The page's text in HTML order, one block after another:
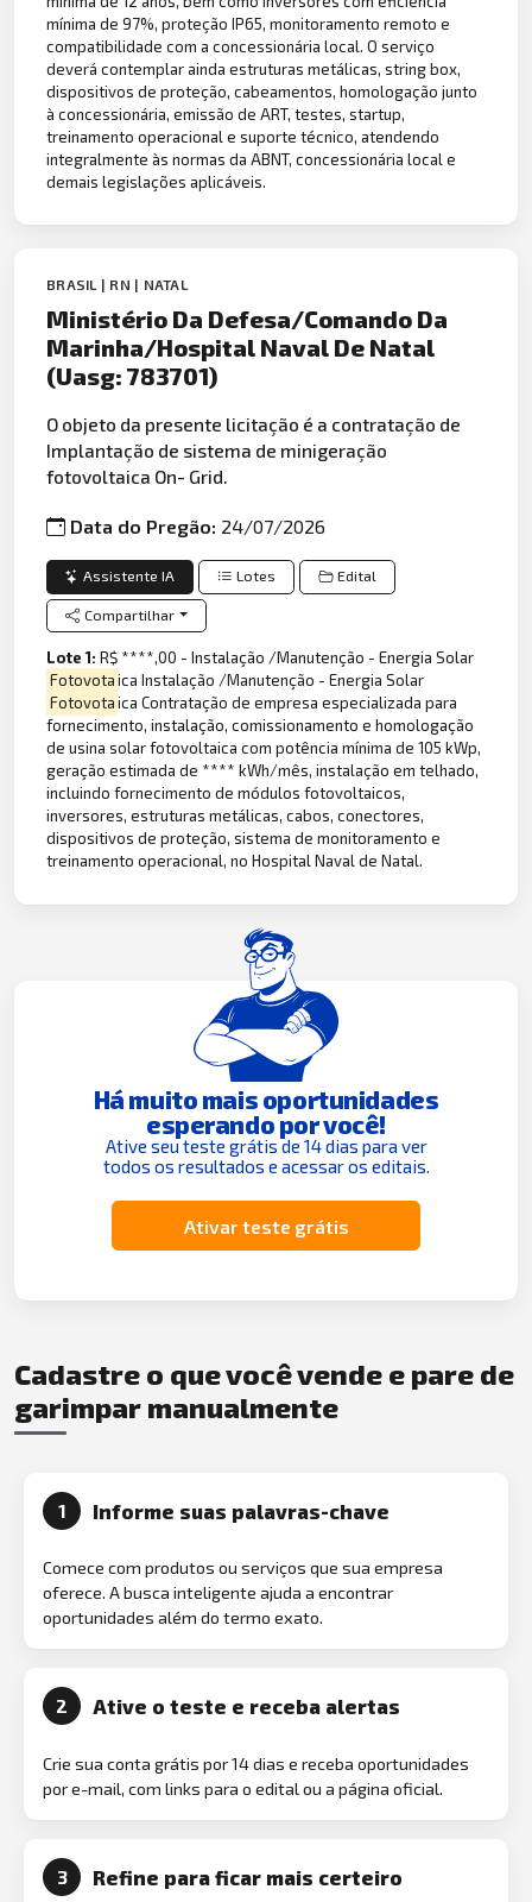
mínima de 97%, proteção IP65, monitoramento remoto e
compatibilidade com a concessionária local. O serviço
deverá contemplar ainda estruturas metálicas, string box,
dispositivos de proteção, cabeamentos, homologação junto
à concessionária, emissão de ART, testes, startup,
treinamento operacional e suporte técnico, atendendo
integralmente às normas da ABNT, concessionária local e
demais legislações aplicáveis.
BRASIL | RN | NATAL
Ministério Da Defesa/Comando Da
Marinha/Hospital Naval De Natal
(Uasg: 783701)
O objeto da presente licitação é a contratação de
Implantação de sistema de minigeração
fotovoltaica On- Grid.
Data do Pregão: 24/07/2026
Assistente IA Lotes Edital
Compartilhar
Lote 1:R$ ****,00 - Instalação /Manutenção - Energia Solar
Fotovotaica Instalação /Manutenção - Energia Solar
Fotovotaica Contratação de empresa especializada para
fornecimento, instalação, comissionamento e homologação
de usina solar fotovoltaica com potência mínima de 105 kWp,
geração estimada de **** kWh/mês, instalação em telhado,
incluindo fornecimento de módulos fotovoltaicos,
inversores, estruturas metálicas, cabos, conectores,
dispositivos de proteção, sistema de monitoramento e
treinamento operacional, no Hospital Naval de Natal.
Há muito mais oportunidades
esperando por você!
Ative seu teste grátis de 14 dias para ver
todos os resultados e acessar os editais.
Ativar teste grátis
Cadastre o que você vende e pare de
garimpar manualmente
1 Informe suas palavras-chave
Comece com produtos ou serviços que sua empresa
oferece. A busca inteligente ajuda a encontrar
oportunidades além do termo exato.
2 Ative o teste e receba alertas
Crie sua conta grátis por 14 dias e receba oportunidades
por e-mail, com links para o edital ou a página oficial.
3 Refine para ficar mais certeiro